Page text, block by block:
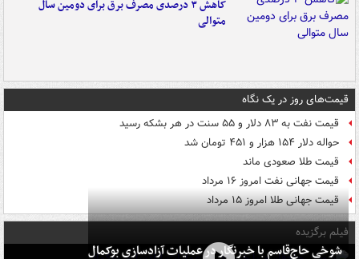
کاهش ۳ درصدی مصرف برق برای دومین سال
متوالی
قیمت‌های روز در یک نگاه
قیمت نفت به ۸۳ دلار و ۵۵ سنت در هر بشکه رسید
حواله دلار ۱۵۴ هزار و ۴۵۱ تومان شد
قیمت طلا صعودی ماند
قیمت جهانی نفت امروز ۱۶ مرداد
قیمت جهانی طلا امروز ۱۵ مرداد
فیلم برگزیده
شوخی حاج‌قاسم با خبرنگار در عملیات آزادسازی بوکمال